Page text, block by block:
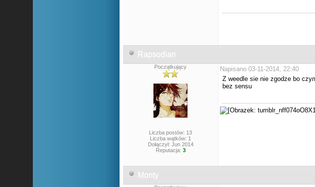
Rapsodian
Początkujący
Liczba postów: 13
Liczba wątków: 1
Dołączył: Jun 2014
Reputacja: 3
Napisano 03-11-2014, 22:40
Z weedle sie nie zgodze bo
bez sensu
Monty